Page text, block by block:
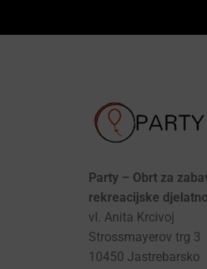
Party – Obrt za
rekreacijske
vl. Anita Krcivoj
Strossmayerov trg 3
10450 Jastrebarsko